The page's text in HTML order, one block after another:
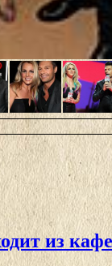
из кафе